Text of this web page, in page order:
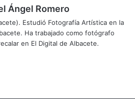
Ángel Romero
Estudió Fotografía Artística en la
Ha trabajado como fotógrafo
en El Digital de Albacete.